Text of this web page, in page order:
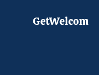
GetWelcom